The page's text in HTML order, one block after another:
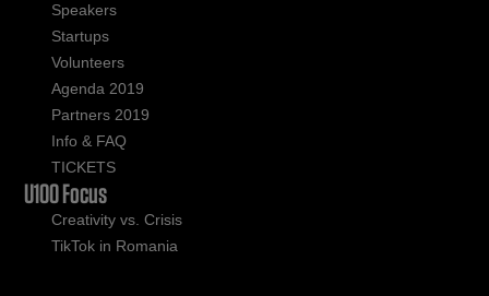
Speakers
Startups
Volunteers
Agenda 2019
Partners 2019
Info & FAQ
TICKETS
U100 Focus
Creativity vs. Crisis
TikTok in Romania